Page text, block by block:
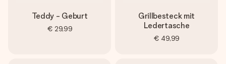
Teddy - Geburt
€ 29,99
Grillbesteck mit
Ledertasche
€ 49,99